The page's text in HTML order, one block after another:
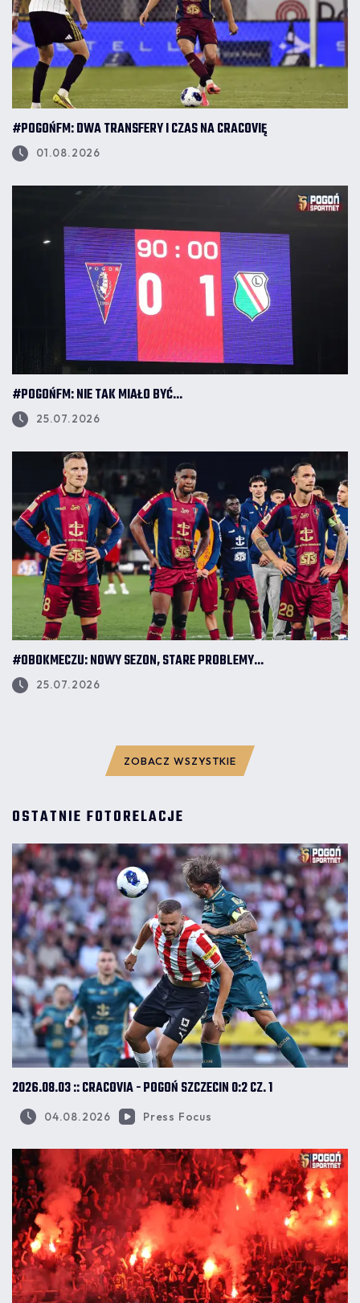
#POGOŃFM: DWA TRANSFERY I CZAS NA CRACOVIĘ
01.08.2026
#POGOŃFM: NIE TAK MIAŁO BYĆ...
25.07.2026
#OBOKMECZU: NOWY SEZON, STARE PROBLEMY...
25.07.2026
ZOBACZ WSZYSTKIE
OSTATNIE FOTORELACJE
2026.08.03 :: CRACOVIA - POGOŃ SZCZECIN 0:2 CZ. 1
04.08.2026 Press Focus